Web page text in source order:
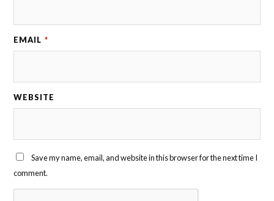
EMAIL *
WEBSITE
Save my name, email, and website in this browser for the next time I
comment.